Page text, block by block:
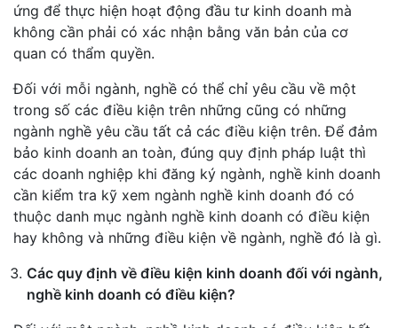
ứng để thực hiện hoạt động đầu tư kinh doanh mà
không cần phải có xác nhận bằng văn bản của cơ
quan có thẩm quyền.
Đối với mỗi ngành, nghề có thể chỉ yêu cầu về một
trong số các điều kiện trên những cũng có những
ngành nghề yêu cầu tất cả các điều kiện trên. Để đảm
bảo kinh doanh an toàn, đúng quy định pháp luật thì
các doanh nghiệp khi đăng ký ngành, nghề kinh doanh
cần kiểm tra kỹ xem ngành nghề kinh doanh đó có
thuộc danh mục ngành nghề kinh doanh có điều kiện
hay không và những điều kiện về ngành, nghề đó là gì.
Các quy định về điều kiện kinh doanh đối với ngành,
nghề kinh doanh có điều kiện?